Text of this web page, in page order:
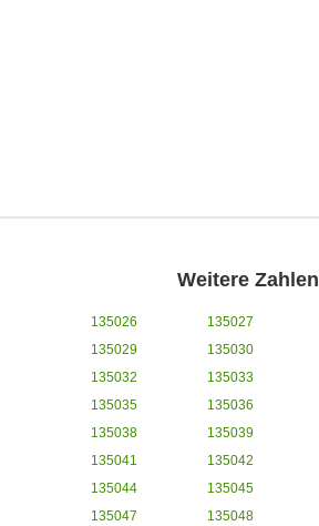
Weitere Zahlen
135026 135027
135029
135030
135032
135033
135035
135036
135038
135039
135041
135042
135044
135045
135047
135048